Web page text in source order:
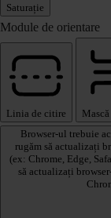
Saturație
Module de orientare
Linia de citire
Browser-ul trebuie
rugăm să actualizați
(ex: Chrome, Edge,
să actualizați